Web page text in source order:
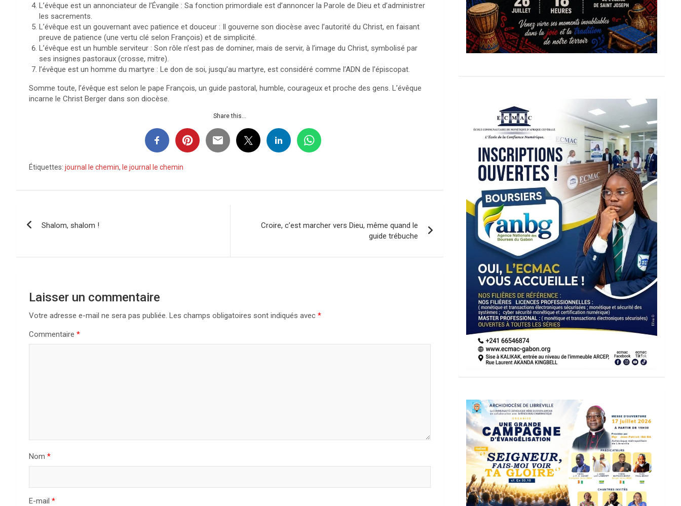
L’évêque est un annonciateur de l’Évangile : Sa fonction primordiale est d’annoncer la Parole de Dieu et d’administrer
les sacrements.
L’évêque est un gouvernant avec patience et douceur : Il gouverne son diocèse avec l’autorité du Christ, en faisant
preuve de patience (une vertu clé selon François) et de simplicité.
L’évêque est un humble serviteur : Son rôle n’est pas de dominer, mais de servir, à l’image du Christ, symbolisé par
ses insignes pastoraux (crosse, mitre).
l’évêque est un homme du martyre : Le don de soi, jusqu’au martyre, est considéré comme l’ADN de l’épiscopat.
Somme toute, l’évêque est selon le pape François, un guide pastoral, humble, courageux et proche des gens. L’évêque
incarne le Christ Berger dans son diocèse.
Share this...
Étiquettes: journal le chemin, le journal le chemin
l’article
Shalom, shalom !
Croire, c’est marcher vers Dieu, même quand le
guide trébuche
Laisser un commentaire
Votre adresse e-mail ne sera pas publiée. Les champs obligatoires sont indiqués avec *
Commentaire *
Nom *
E-mail *